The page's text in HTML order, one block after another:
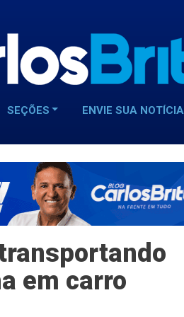
SEÇÕES ENVIE SUA NOTÍCIA
em carro